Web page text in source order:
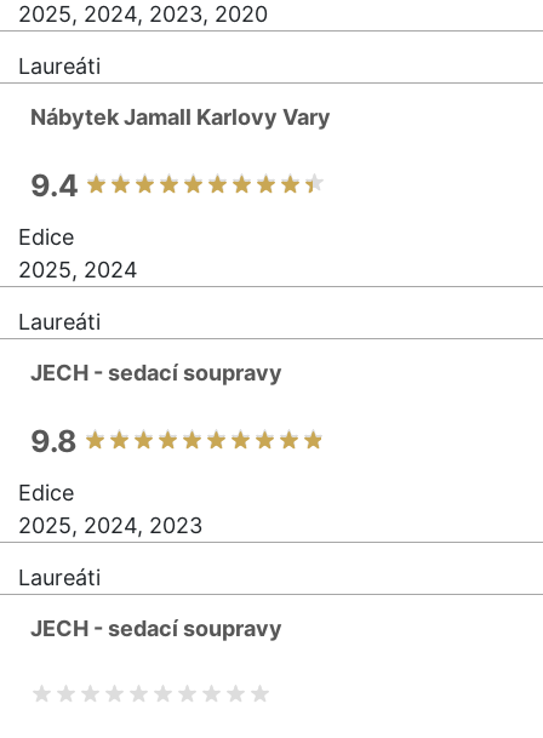
2025, 2024, 2023, 2020
Laureáti
Nábytek Jamall Karlovy Vary
9.4
Edice
2025, 2024
Laureáti
JECH - sedací soupravy
9.8
Edice
2025, 2024, 2023
Laureáti
JECH - sedací soupravy